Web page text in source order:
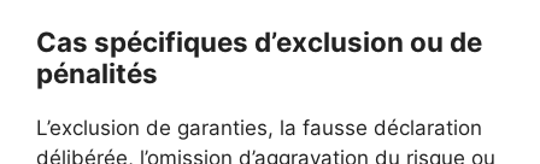
Cas spécifiques d’exclusion ou de
pénalités
L’exclusion de garanties, la fausse déclaration
délibérée, l’omission d’aggravation du risque ou